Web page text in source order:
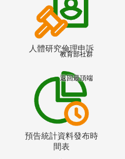
人體研究倫理申訴
預告統計資料發布時
間表
教育部社群
返回最頂端